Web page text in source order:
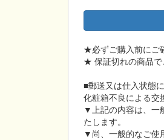
★必ずご購入前にご
★ 保証切れの商品で
■郵送又は仕入状態
化粧箱不良による交
▼上記の内容は、一
たします。
▼尚、一般的なご使